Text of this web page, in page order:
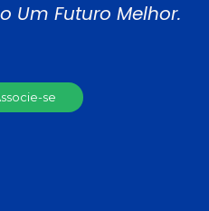
Um Futuro Melhor.
se